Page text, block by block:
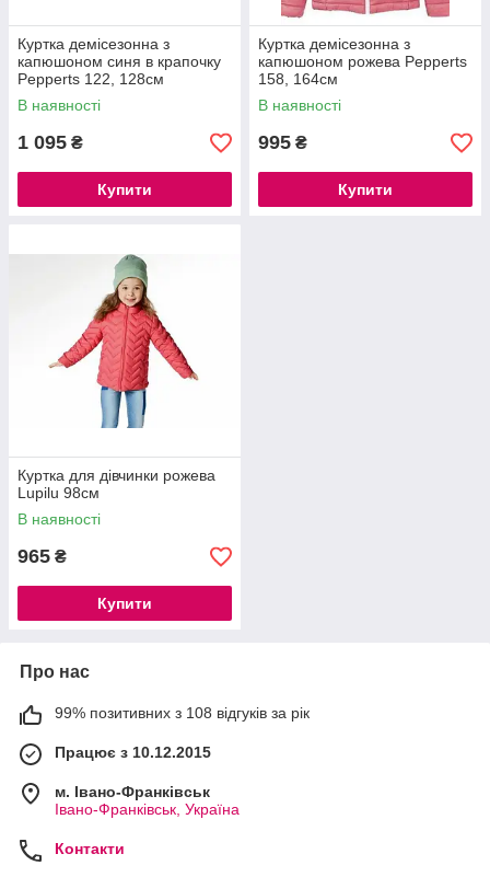
Куртка демісезонна з
капюшоном синя в крапочку
Pepperts 122, 128см
В наявності
1 095 ₴
Купити
Куртка демісезонна з
капюшоном рожева Pepperts
158, 164см
В наявності
995 ₴
Купити
Куртка для дівчинки рожева
Lupilu 98см
В наявності
965 ₴
Купити
Про нас
99% позитивних з 108 відгуків за рік
Працює з 10.12.2015
м. Івано-Франківськ
Івано-Франківськ, Україна
Контакти